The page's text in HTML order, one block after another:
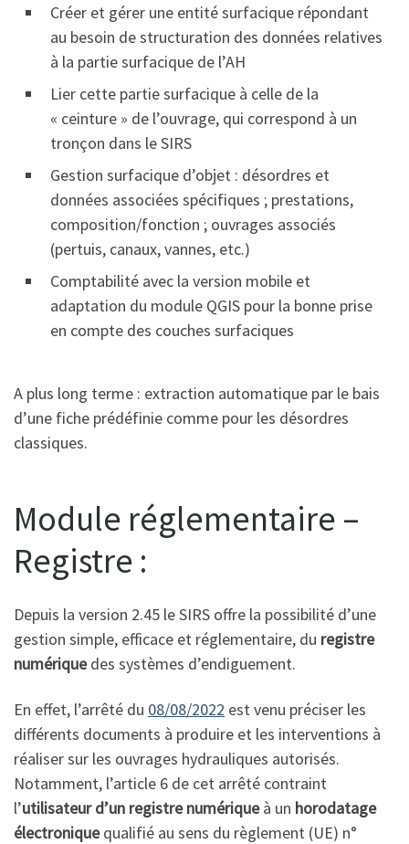
Créer et gérer une entité surfacique répondant
au besoin de structuration des données relatives
à la partie surfacique de l’AH
Lier cette partie surfacique à celle de la
« ceinture » de l’ouvrage, qui correspond à un
tronçon dans le SIRS
Gestion surfacique d’objet : désordres et
données associées spécifiques ; prestations,
composition/fonction ; ouvrages associés
(pertuis, canaux, vannes, etc.)
Comptabilité avec la version mobile et
adaptation du module QGIS pour la bonne prise
en compte des couches surfaciques
A plus long terme : extraction automatique par le bais
d’une fiche prédéfinie comme pour les désordres
classiques.
Module réglementaire –
Registre :
Depuis la version 2.45 le SIRS offre la possibilité d’une
gestion simple, efficace et réglementaire, du registre
numériquedes systèmes d’endiguement.
En effet, l’arrêté du 08/08/2022 est venu préciser les
différents documents à produire et les interventions à
réaliser sur les ouvrages hydrauliques autorisés.
Notamment, l’article 6 de cet arrêté contraint
l’utilisateur d’un registre numériqueà un horodatage
électroniquequalifié au sens du règlement (UE) n°